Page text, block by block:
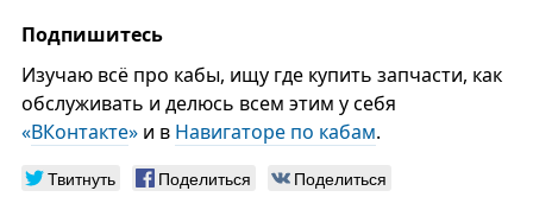
Подпишитесь
Изучаю всё про кабы, ищу где купить запчасти, как
обслуживать и делюсь всем этим у себя
«ВКонтакте»и в Навигаторе по кабам.
Твитнуть Поделиться
Поделиться